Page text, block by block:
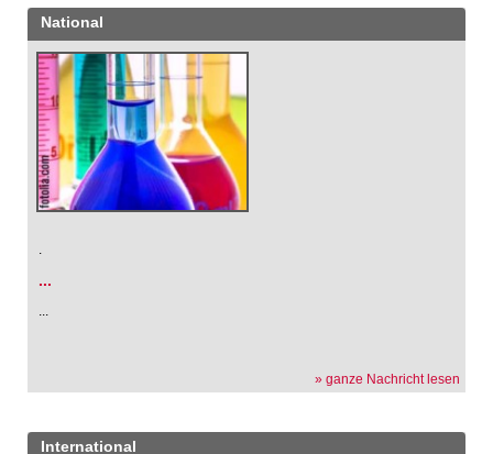
National
.
...
...
» ganze Nachricht lesen
International